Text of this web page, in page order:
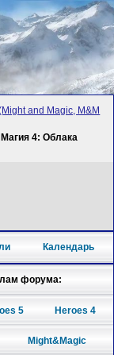
and Magic, M&M
4: Облака
Календарь
форума:
5 Heroes 4
Might&Magic